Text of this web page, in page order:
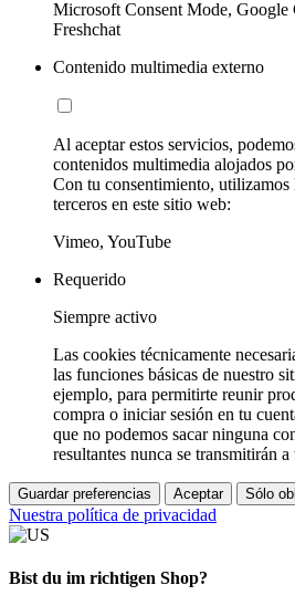
Microsoft Consent Mode, Google
Freshchat
Contenido multimedia externo
Al aceptar estos servicios,
contenidos multimedia alojados
Con tu consentimiento, utilizamos
terceros en este sitio web:
Vimeo, YouTube
Requerido
Siempre activo
Las cookies técnicamente
las funciones básicas de nuestro
ejemplo, para permitirte reunir
compra o iniciar sesión en tu
que no podemos sacar ninguna
resultantes nunca se transmitirán a
Guardar preferencias Aceptar Sólo
Nuestra política de privacidad
Bist du im richtigen Shop?